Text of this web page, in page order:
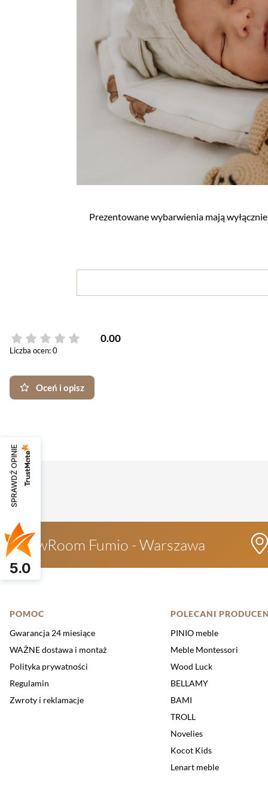
Prezentowane wybarwienia mają
0.00
Liczba ocen: 0
Oceń i opisz
ShowRoom Fumio - Warszawa
Linki w stopce
POMOC
Gwarancja 24 miesiące
WAŻNE dostawa i montaż
Polityka prywatności
Regulamin
Zwroty i reklamacje
POLECANI
PINIO meble
Meble Montessori
Wood Luck
BELLAMY
BAMI
TROLL
Novelies
Kocot Kids
Lenart meble
SPRAWDŹ OPINIE
5.0